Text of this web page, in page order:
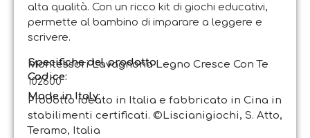
alta qualità. Con un ricco kit di giochi educativi,
permette al bambino di imparare a leggere e
scrivere.
Specifiche del prodotto:
Montessori Lavagnona Legno Cresce Con Te
Codice:
102600
Made in Italy:
Prodotto ideato in Italia e fabbricato in Cina in
stabilimenti certificati. ©Liscianigiochi, S. Atto,
Teramo, Italia